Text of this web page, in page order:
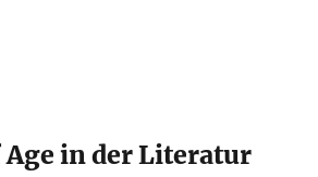
in der Literatur